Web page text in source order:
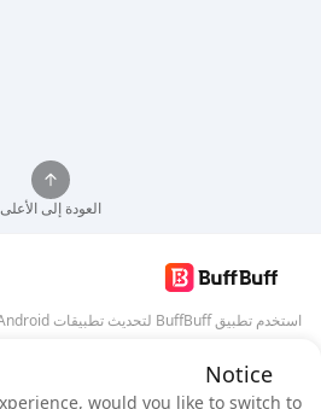
Notice
would you like to switch to
العودة إلى الأعلى
استخدم تطبيق BuffBuff لتحديث تطبيقات Android تلقائيًا